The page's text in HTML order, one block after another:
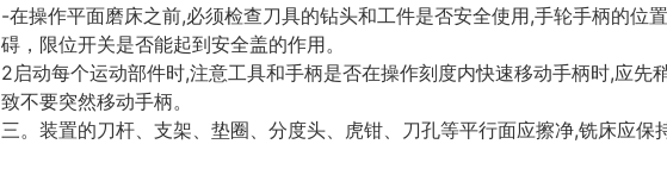
-在操作平面磨床之前,必须检查刀具的钻头和工件是否安全使用,手轮手柄的位
碍，限位开关是否能起到安全盖的作用。
2启动每个运动部件时,注意工具和手柄是否在操作刻度内快速移动手柄时,应先
致不要突然移动手柄。
三。装置的刀杆、支架、垫圈、分度头、虎钳、刀孔等平行面应擦净,铣床应保